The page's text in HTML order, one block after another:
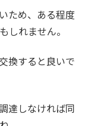
ため、ある程度
しれません。
換すると良いで
達しなければ同